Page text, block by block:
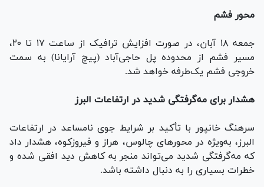
محور فشم
جمعه ۱۸ آبان، در صورت افزایش ترافیک از ساعت ۱۷ تا ۲۰،
مسیر فشم از محدوده پل حاجی‌آباد (پیچ آرایانا) به سمت
خروجی فشم یک‌طرفه خواهد شد.
هشدار برای مه‌گرفتگی شدید در ارتفاعات البرز
سرهنگ خانپور با تأکید بر شرایط جوی نامساعد در ارتفاعات
البرز، به‌ویژه در محور‌های چالوس، هراز و فیروزکوه، هشدار داد
که مه‌گرفتگی شدید می‌تواند منجر به کاهش دید افقی شده و
خطرات بسیاری را به دنبال داشته باشد.